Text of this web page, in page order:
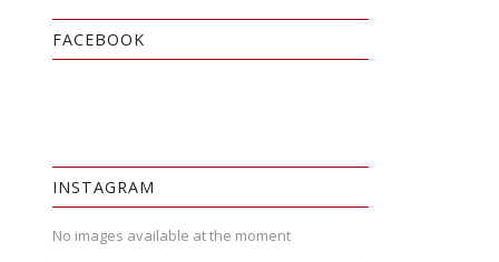
FACEBOOK
INSTAGRAM
No images available at the moment